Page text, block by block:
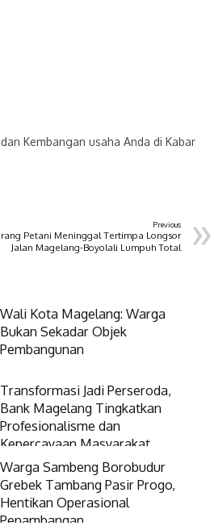
Kembangan usaha Anda di Kabar
»
Previous
Petani Meninggal Tertimpa Longsor
Jalan Magelang-Boyolali Lumpuh Total
Wali Kota Magelang: Warga
Bukan Sekadar Objek
Pembangunan
Transformasi Jadi Perseroda,
Bank Magelang Tingkatkan
Profesionalisme dan
Kepercayaan Masyarakat
Warga Sambeng Borobudur
Grebek Tambang Pasir Progo,
Hentikan Operasional
Penambangan